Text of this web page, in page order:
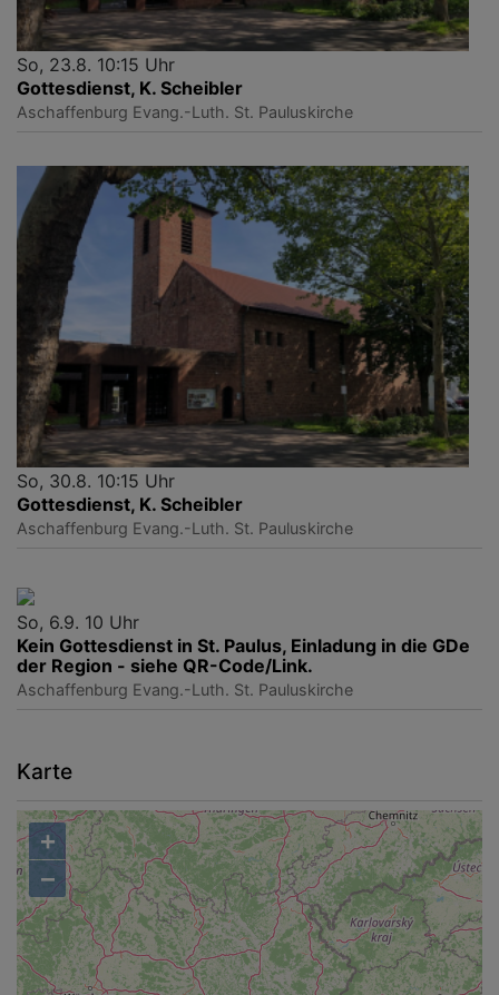
So, 23.8. 10:15 Uhr
Gottesdienst, K. Scheibler
Aschaffenburg Evang.-Luth. St. Pauluskirche
So, 30.8. 10:15 Uhr
Gottesdienst, K. Scheibler
Aschaffenburg Evang.-Luth. St. Pauluskirche
So, 6.9. 10 Uhr
Kein Gottesdienst in St. Paulus, Einladung in die GDe
der Region - siehe QR-Code/Link.
Aschaffenburg Evang.-Luth. St. Pauluskirche
Karte
+
−